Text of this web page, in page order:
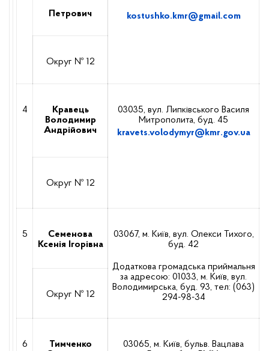
Петрович kostushko.kmr@gmail.com
Округ № 12
4
Кравець
Володимир
Андрійович
03035, вул. Липківського Василя
Митрополита, буд. 45
kravets.volodymyr@kmr.gov.ua
Округ № 12
5
Семенова
Ксенія Ігорівна
03067, м. Київ, вул. Олекси Тихого,
буд. 42
Додаткова громадська приймальня
за адресою: 01033, м. Київ, вул.
Володимирська, буд. 93, тел: (063)
294-98-34
Округ № 12
6
Тимченко
03065, м. Київ, бульв. Вацлава